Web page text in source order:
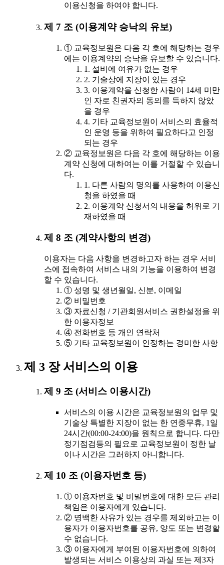
이용신청을 하여야 합니다.
제 7 조 (이용계약 승낙의 유보)
① 교육정보원은 다음 각 호에 해당하는 경우
에는 이용계약의 승낙을 유보할 수 있습니다.
1. 설비에 여유가 없는 경우
2. 기술상에 지장이 있는 경우
3. 이용계약을 신청한 사람이 14세 미만
인 자로 친권자의 동의를 득하지 않았
을 경우
4. 기타 교육정보원이 서비스의 효율적
인 운영 등을 위하여 필요하다고 인정
되는 경우
② 교육정보원은 다음 각 호에 해당하는 이용
계약 신청에 대하여는 이를 거절할 수 있습니
다.
1. 다른 사람의 명의를 사용하여 이용신
청을 하였을 때
2. 이용계약 신청서의 내용을 허위로 기
재하였을 때
제 8 조 (계약사항의 변경)
이용자는 다음 사항을 변경하고자 하는 경우 서비
스에 접속하여 서비스 내의 기능을 이용하여 변경
할 수 있습니다.
① 성명 및 생년월일, 신분, 이메일
② 비밀번호
③ 자료신청 / 기관회원서비스 권한설정을 위
한 이용자정보
④ 전화번호 등 개인 연락처
⑤ 기타 교육정보원이 인정하는 경미한 사항
제 3 장 서비스의 이용
제 9 조 (서비스 이용시간)
서비스의 이용 시간은 교육정보원의 업무 및
기술상 특별한 지장이 없는 한 연중무휴, 1일
24시간(00:00-24:00)을 원칙으로 합니다. 다만
정기점검등의 필요로 교육정보원이 정한 날
이나 시간은 그러하지 아니합니다.
제 10 조 (이용자번호 등)
① 이용자번호 및 비밀번호에 대한 모든 관리
책임은 이용자에게 있습니다.
② 명백한 사유가 있는 경우를 제외하고는 이
용자가 이용자번호를 공유, 양도 또는 변경할
수 없습니다.
③ 이용자에게 부여된 이용자번호에 의하여
발생되는 서비스 이용상의 과실 또는 제3자